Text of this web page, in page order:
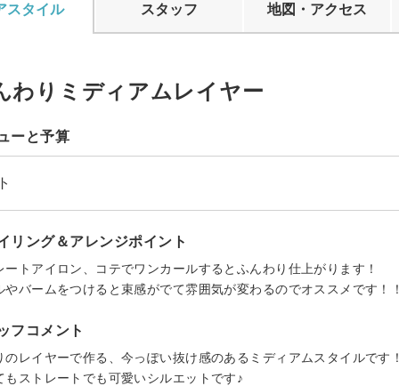
スタイル スタッフ 地図・アクセス
わりミディアムレイヤー
ーと予算
リング＆アレンジポイント
ートアイロン、コテでワンカールするとふんわり仕上がります！
やバームをつけると束感がでて雰囲気が変わるのでオススメです！！
フコメント
のレイヤーで作る、今っぽい抜け感のあるミディアムスタイルです！
もストレートでも可愛いシルエットです♪